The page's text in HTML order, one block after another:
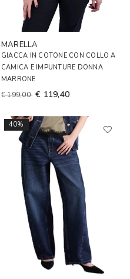
MARELLA
GIACCA IN COTONE CON COLLO A
CAMICA E IMPUNTURE DONNA
MARRONE
€ 199,00 € 119,40
40%